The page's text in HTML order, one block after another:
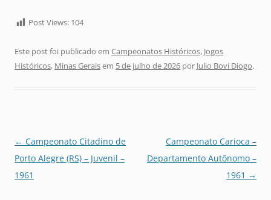
Post Views: 104
Este post foi publicado em Campeonatos Históricos, Jogos
Históricos, Minas Geraisem 5 de julho de 2026 por Julio Bovi Diogo.
Navegação
de
posts
← Campeonato Citadino de
Porto Alegre (RS) – Juvenil –
1961
Campeonato Carioca –
Departamento Autônomo –
1961 →